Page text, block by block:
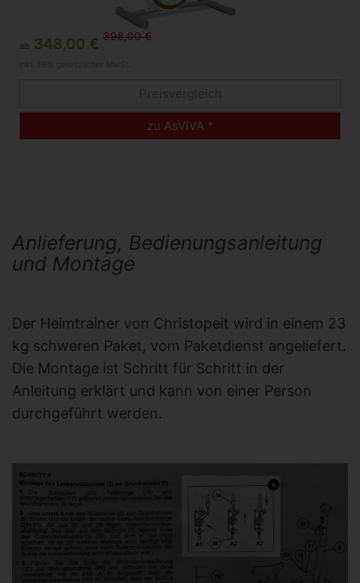
ab 348,00 € 398,00 €
zu AsVIVA *
Anlieferung, Bedienungsanleitung
und Montage
Der Heimtrainer von Christopeit wird in einem 23
kg schweren Paket, vom Paketdienst angeliefert.
Die Montage ist Schritt für Schritt in der
Anleitung erklärt und kann von einer Person
durchgeführt werden.